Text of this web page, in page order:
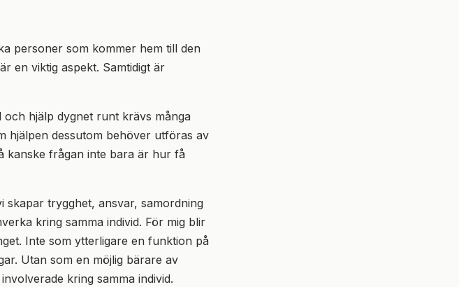
personer som kommer hem till den
en viktig aspekt. Samtidigt är
och hjälp dygnet runt krävs många
hjälpen dessutom behöver utföras av
kanske frågan inte bara är hur få
skapar trygghet, ansvar, samordning
kring samma individ. För mig blir
Inte som ytterligare en funktion på
Utan som en möjlig bärare av
kring samma individ.